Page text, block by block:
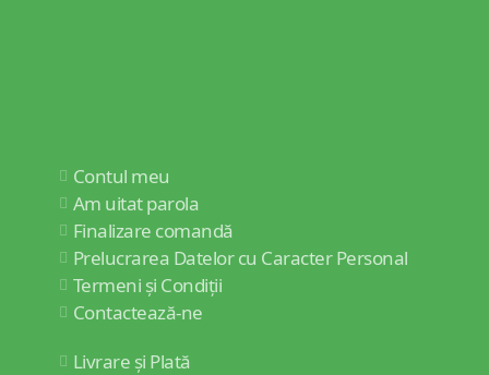
Contul meu
Am uitat parola
Finalizare comandă
Prelucrarea Datelor cu Caracter Personal
Termeni și Condiții
Contactează-ne
Livrare și Plată